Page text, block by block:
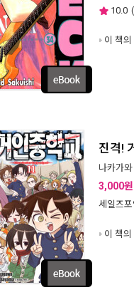
10.0 (
이 책
진격!
나카가와
3,000원
세일즈
이 책